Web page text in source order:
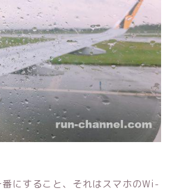
にすること、それはスマホのWi-